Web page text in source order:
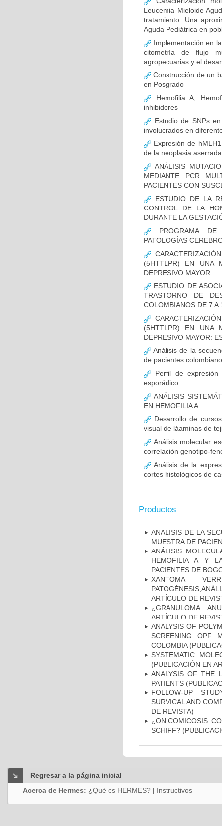
Leucemia Mieloide
tratamiento. Una
Aguda Pediátrica en
Implementación en
citometría de flujo
agropecuarias y el
Construcción de un
en Posgrado
Hemofilia A,
inhibidores
Estudio de SNPs
involucrados en
Expresión de
de la neoplasia
ANÁLISIS
MEDIANTE PCR
PACIENTES CON
ESTUDIO DE LA
CONTROL DE LA
DURANTE LA
PROGRAMA DE
PATOLOGÍAS
(5HTTLPR) EN UNA
DEPRESIVO MAYOR
ESTUDIO DE
TRASTORNO DE
COLOMBIANOS DE 7 A
(5HTTLPR) EN UNA
DEPRESIVO MAYOR:
Análisis de la
de pacientes
Perfil de expresión
esporádico
ANÁLISIS
EN HEMOFILIA A.
Desarrollo de
visual de láaminas de
Análisis molecular
correlación genotipo-
Análisis de la
cortes histológicos de
Productos
ANALISIS DE LA
MUESTRA DE
ANÁLISIS
HEMOFILIA A Y
PACIENTES DE
XANTOMA
ARTÍCULO DE
¿GRANULOMA
ARTÍCULO DE
ANALYSIS OF
SCREENING OPF
COLOMBIA
SYSTEMATIC
(PUBLICACIÓN EN
ANALYSIS OF THE
PATIENTS
FOLLOW-UP
SURVICAL AND
DE REVISTA)
¿ONICOMICOSIS
SCHIFF?
Regresar a la página inicial
Acerca de Hermes: ¿Qué es HERMES? | Instructivos